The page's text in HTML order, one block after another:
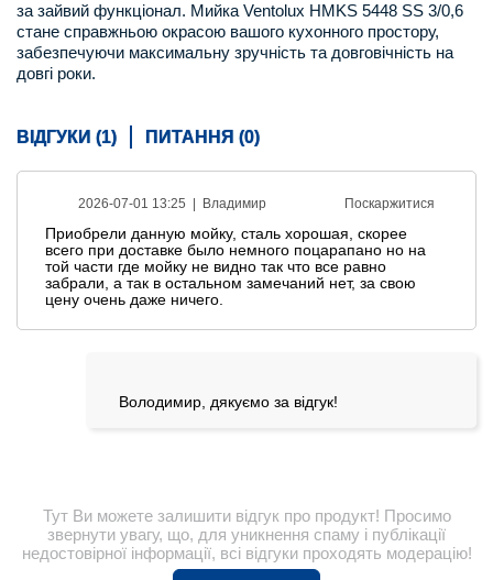
за зайвий функціонал. Мийка Ventolux HMKS 5448 SS 3/0,6
стане справжньою окрасою вашого кухонного простору,
забезпечуючи максимальну зручність та довговічність на
довгі роки.
ВІДГУКИ (1) ПИТАННЯ (0)
2026-07-01 13:25 | Владимир Поскаржитися
Приобрели данную мойку, сталь хорошая, скорее
всего при доставке было немного поцарапано но на
той части где мойку не видно так что все равно
забрали, а так в остальном замечаний нет, за свою
цену очень даже ничего.
Володимир, дякуємо за відгук!
Тут Ви можете залишити відгук про продукт! Просимо
звернути увагу, що, для уникнення спаму і публікації
недостовірної інформації, всі відгуки проходять модерацію!